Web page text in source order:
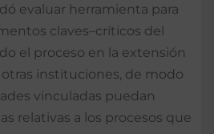
evaluar herramienta para
claves–críticos del
el proceso en la extensión
instituciones, de modo
vinculadas puedan
relativas a los procesos que